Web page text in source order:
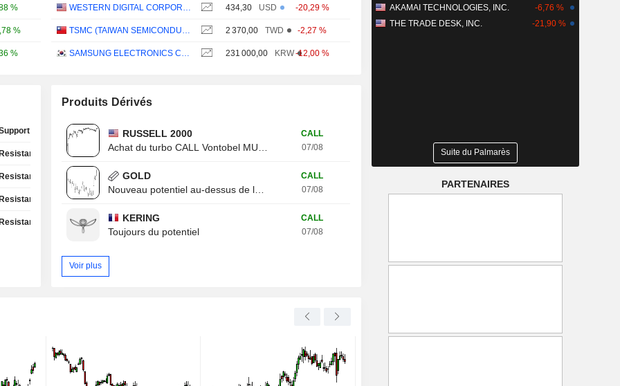
%
%
%
434,30 USD -20,29 %
2 370,00 TWD -2,27 %
231 000,00 KRW-12,00 %
Test
Test
Test
Test
Test
Produits Dérivés
RUSSELL 2000
Achat du turbo CALL Vontobel MU13V
CALL
07/08
GOLD
Nouveau potentiel au-dessus de la résistance
CALL
07/08
KERING
Toujours du potentiel
CALL
07/08
Voir plus
AKAMAI TECHNOLOGIES, INC.
-6,76 %
THE TRADE DESK, INC.
-21,90 %
Suite du Palmarès
PARTENAIRES